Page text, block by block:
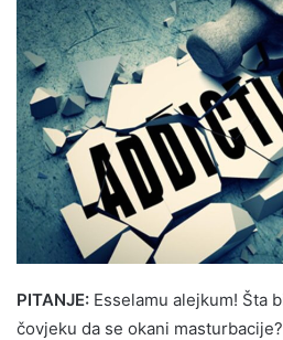
PITANJE: Esselamu alejkum! Šta
čovjeku da se okani masturbacije?